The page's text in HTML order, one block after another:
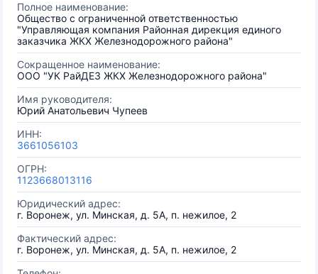
Полное наименование:
Общество с ограниченной ответственностью
"Управляющая компания Районная дирекция единого
заказчика ЖКХ Железнодорожного района"
Сокращенное наименование:
ООО "УК РайДЕЗ ЖКХ Железнодорожного района"
Имя руководителя:
Юрий Анатольевич Чупеев
ИНН:
3661056103
ОГРН:
1123668013116
Юридический адрес:
г. Воронеж, ул. Минская, д. 5А, п. нежилое, 2
Фактический адрес:
г. Воронеж, ул. Минская, д. 5А, п. нежилое, 2